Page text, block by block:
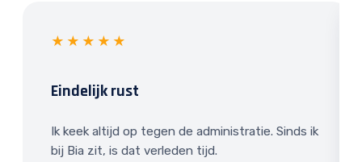
★★★★★
Eindelijk rust
Ik keek altijd op tegen de administratie. Sinds ik
bij Bia zit, is dat verleden tijd.